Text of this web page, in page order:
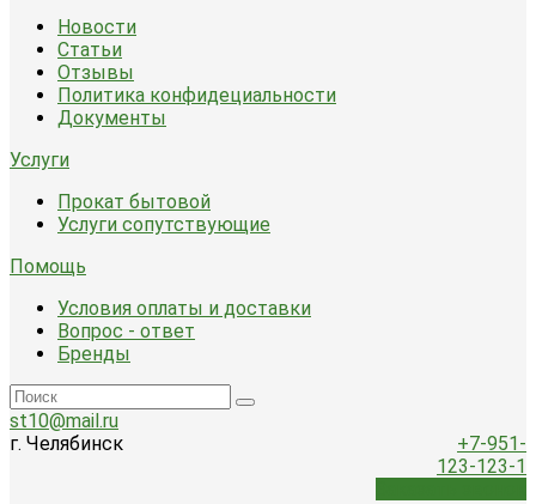
Новости
Статьи
Отзывы
Политика конфидециальности
Документы
Услуги
Прокат бытовой
Услуги сопутствующие
Помощь
Условия оплаты и доставки
Вопрос - ответ
Бренды
st10@mail.ru
г. Челябинск
+7-951-
123-123-1